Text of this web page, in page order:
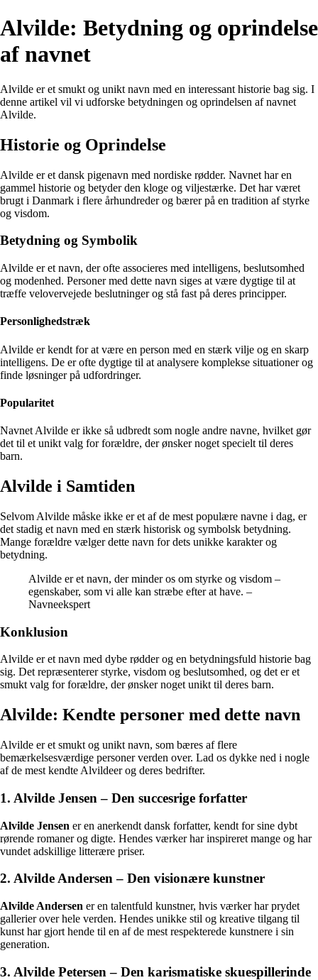
Alvilde: Betydning og oprindelse
af navnet
Alvilde er et smukt og unikt navn med en interessant historie bag sig. I
denne artikel vil vi udforske betydningen og oprindelsen af navnet
Alvilde.
Historie og Oprindelse
Alvilde er et dansk pigenavn med nordiske rødder. Navnet har en
gammel historie og betyder den kloge og viljestærke. Det har været
brugt i Danmark i flere århundreder og bærer på en tradition af styrke
og visdom.
Betydning og Symbolik
Alvilde er et navn, der ofte associeres med intelligens, beslutsomhed
og modenhed. Personer med dette navn siges at være dygtige til at
træffe velovervejede beslutninger og stå fast på deres principper.
Personlighedstræk
Alvilde er kendt for at være en person med en stærk vilje og en skarp
intelligens. De er ofte dygtige til at analysere komplekse situationer og
finde løsninger på udfordringer.
Popularitet
Navnet Alvilde er ikke så udbredt som nogle andre navne, hvilket gør
det til et unikt valg for forældre, der ønsker noget specielt til deres
barn.
Alvilde i Samtiden
Selvom Alvilde måske ikke er et af de mest populære navne i dag, er
det stadig et navn med en stærk historisk og symbolsk betydning.
Mange forældre vælger dette navn for dets unikke karakter og
betydning.
Alvilde er et navn, der minder os om styrke og visdom –
egenskaber, som vi alle kan stræbe efter at have. –
Navneekspert
Konklusion
Alvilde er et navn med dybe rødder og en betydningsfuld historie bag
sig. Det repræsenterer styrke, visdom og beslutsomhed, og det er et
smukt valg for forældre, der ønsker noget unikt til deres barn.
Alvilde: Kendte personer med dette navn
Alvilde er et smukt og unikt navn, som bæres af flere
bemærkelsesværdige personer verden over. Lad os dykke ned i nogle
af de mest kendte Alvildeer og deres bedrifter.
1. Alvilde Jensen – Den succesrige forfatter
Alvilde Jensen er en anerkendt dansk forfatter, kendt for sine dybt
rørende romaner og digte. Hendes værker har inspireret mange og har
vundet adskillige litterære priser.
2. Alvilde Andersen – Den visionære kunstner
Alvilde Andersen er en talentfuld kunstner, hvis værker har prydet
gallerier over hele verden. Hendes unikke stil og kreative tilgang til
kunst har gjort hende til en af de mest respekterede kunstnere i sin
generation.
3. Alvilde Petersen – Den karismatiske skuespillerinde